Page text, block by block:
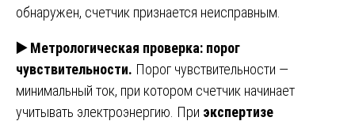
обнаружен, счетчик признается неисправным.
▶️Метрологическая проверка: порог
чувствительности. Порог чувствительности —
минимальный ток, при котором счетчик начинает
учитывать электроэнергию. При экспертизе